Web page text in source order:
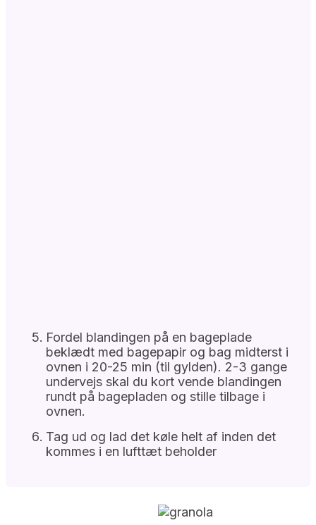
Fordel blandingen på en bageplade
beklædt med bagepapir og bag midterst i
ovnen i 20-25 min (til gylden). 2-3 gange
undervejs skal du kort vende blandingen
rundt på bagepladen og stille tilbage i
ovnen.
Tag ud og lad det køle helt af inden det
kommes i en lufttæt beholder